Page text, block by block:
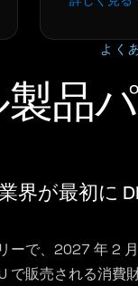
よく
品
界が最初に
ーで、2027 年 2
販売される消費